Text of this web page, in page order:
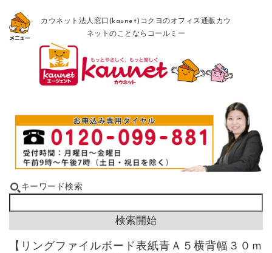
カウネット法人窓口(kaunet)コクヨのオフィス通販カウ
ネットのことならコールミー
キーワード検索
【リングファイルボード表紙青Ａ５横背幅３０ｍ